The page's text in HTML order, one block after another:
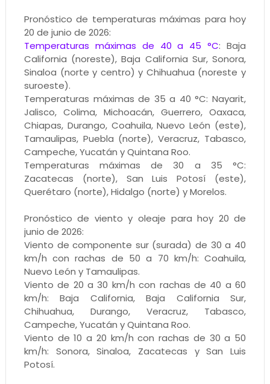
Pronóstico de temperaturas máximas para hoy
20 de junio de 2026:
Temperaturas máximas de 40 a 45 °C: Baja
California (noreste), Baja California Sur, Sonora,
Sinaloa (norte y centro) y Chihuahua (noreste y
suroeste).
Temperaturas máximas de 35 a 40 °C: Nayarit,
Jalisco, Colima, Michoacán, Guerrero, Oaxaca,
Chiapas, Durango, Coahuila, Nuevo León (este),
Tamaulipas, Puebla (norte), Veracruz, Tabasco,
Campeche, Yucatán y Quintana Roo.
Temperaturas máximas de 30 a 35 °C:
Zacatecas (norte), San Luis Potosí (este),
Querétaro (norte), Hidalgo (norte) y Morelos.
Pronóstico de viento y oleaje para hoy 20 de
junio de 2026:
Viento de componente sur (surada) de 30 a 40
km/h con rachas de 50 a 70 km/h: Coahuila,
Nuevo León y Tamaulipas.
Viento de 20 a 30 km/h con rachas de 40 a 60
km/h: Baja California, Baja California Sur,
Chihuahua, Durango, Veracruz, Tabasco,
Campeche, Yucatán y Quintana Roo.
Viento de 10 a 20 km/h con rachas de 30 a 50
km/h: Sonora, Sinaloa, Zacatecas y San Luis
Potosí.